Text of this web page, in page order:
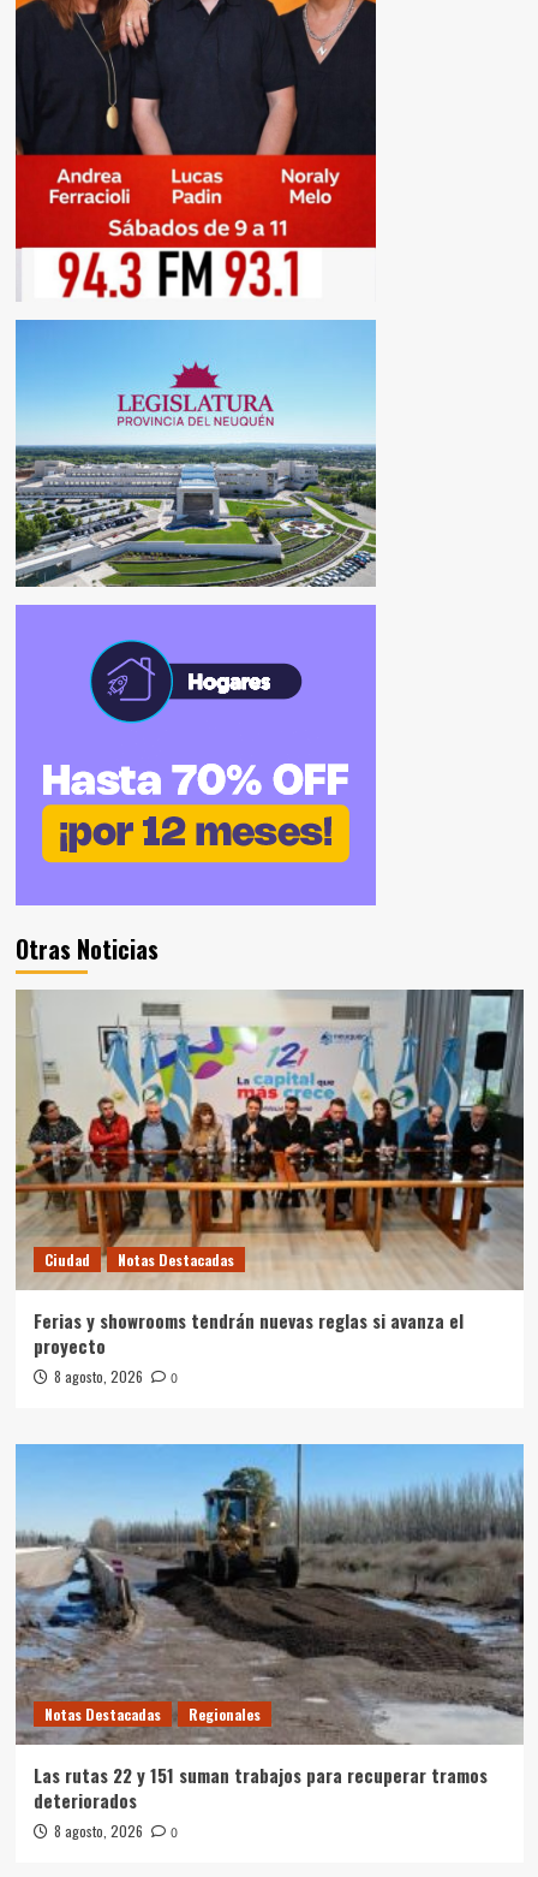
Otras Noticias
Ciudad Notas Destacadas
Ferias y showrooms tendrán nuevas reglas si avanza el
proyecto
8 agosto, 2026 0
Notas Destacadas Regionales
Las rutas 22 y 151 suman trabajos para recuperar tramos
deteriorados
8 agosto, 2026 0